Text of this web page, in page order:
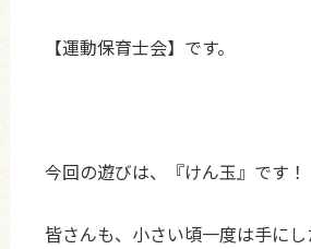
【運動保育士会】です。
今回の遊びは、『けん玉』です！
皆さんも、小さい頃一度は手に